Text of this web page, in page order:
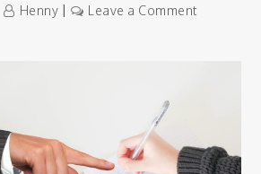
Henny Leave a Commenton